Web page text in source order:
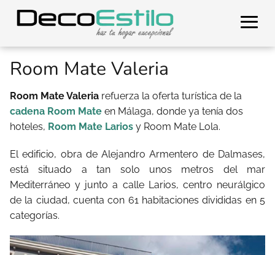
Room Mate Valeria
Room Mate Valeria refuerza la oferta turística de la
cadena Room Mate en Málaga, donde ya tenía dos
hoteles, Room Mate Larios y Room Mate Lola.
El edificio, obra de Alejandro Armentero de Dalmases,
está situado a tan solo unos metros del mar
Mediterráneo y junto a calle Larios, centro neurálgico
de la ciudad, cuenta con 61 habitaciones divididas en 5
categorías.